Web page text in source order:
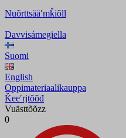
Nuõrttsääʹmǩiõll
Davvisámegiella
Suomi
English
Oppimateriaalikauppa
Ǩeeʹrjtõõđ
Vuästtõõzz
0